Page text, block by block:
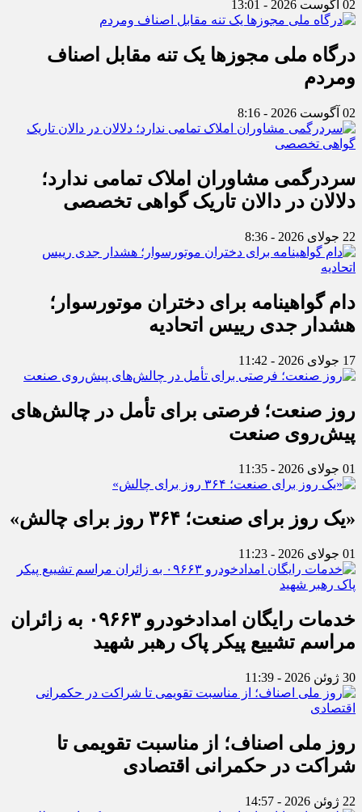
02 آگوست 2026 - 13:01
درگاه ملی مجوزها یک تنه مقابل اصناف
ومردم
02 آگوست 2026 - 8:16
سردرگمی مشاوران املاک تمامی ندارد؛
دلالان در دالان تاریک گواهی تخصصی
22 جولای 2026 - 8:36
دام گواهینامه برای دختران موتورسوار؛
هشدار جدی رییس اتحادیه
17 جولای 2026 - 11:42
روز صنعت؛ فرصتی برای تأمل در چالش‌های
پیش‌روی صنعت
01 جولای 2026 - 11:35
«یک روز برای صنعت؛ ۳۶۴ روز برای چالش»
01 جولای 2026 - 11:23
خدمات رایگان امدادخودرو ۰۹۶۶۳ به زائران
مراسم تشییع پیکر پاک رهبر شهید
30 ژوئن 2026 - 11:39
روز ملی اصناف؛ از مناسبت تقویمی تا
شراکت در حکمرانی اقتصادی
22 ژوئن 2026 - 14:57